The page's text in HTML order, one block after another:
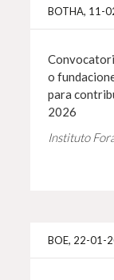
BOTHA, 11-
o
para
2026
Instituto
BOE, 22-01-